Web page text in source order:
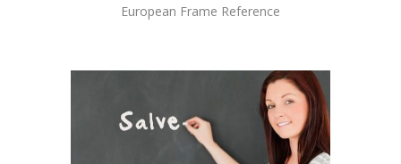
European Frame Reference